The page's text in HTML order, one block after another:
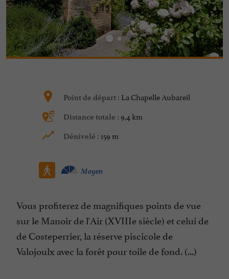
Point de départ : La Chapelle Aubareil
Distance totale : 9,4 km
Dénivelé : 159 m
Moyen
Vous profiterez de magnifiques points de vue
sur le Manoir de l'Air (XVIIIe siècle) et celui de
de Costeperrier, la réserve piscicole de
Valojoulx avec la forêt pour toile de fond. (...)